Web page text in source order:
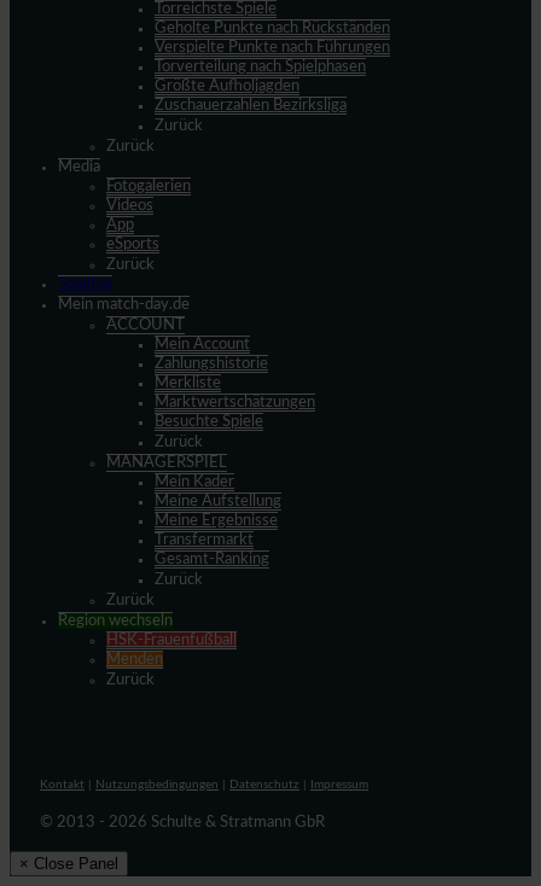
Torreichste Spiele
Geholte Punkte nach Rückständen
Verspielte Punkte nach Führungen
Torverteilung nach Spielphasen
Größte Aufholjagden
Zuschauerzahlen Bezirksliga
Zurück
Zurück
Media
Fotogalerien
Videos
App
eSports
Zurück
Spieltag
Mein match-day.de
ACCOUNT
Mein Account
Zahlungshistorie
Merkliste
Marktwertschätzungen
Besuchte Spiele
Zurück
MANAGERSPIEL
Mein Kader
Meine Aufstellung
Meine Ergebnisse
Transfermarkt
Gesamt-Ranking
Zurück
Zurück
Region wechseln
HSK-Frauenfußball
Menden
Zurück
Kontakt Nutzungsbedingungen Datenschutz Impressum
© 2013 - 2026 Schulte & Stratmann GbR
× Close Panel